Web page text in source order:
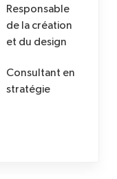
Responsable
de la création
et du design
Consultant en
stratégie